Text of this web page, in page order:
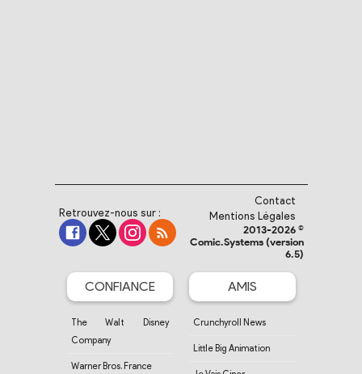
Retrouvez-nous sur :
Contact
Mentions Légales
2013-2026 ©
Comic.Systems (version
6.5)
CONFIANCE
The Walt Disney
Company
Warner Bros. France
AMIS
Crunchyroll News
Little Big Animation